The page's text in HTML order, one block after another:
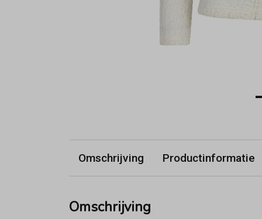
Omschrijving Productinformatie
Omschrijving